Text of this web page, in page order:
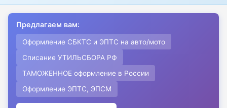
Предлагаем вам:
Оформление СБКТС и ЭПТС на авто/мото
Списание УТИЛЬСБОРА РФ
ТАМОЖЕННОЕ оформление в России
Оформление ЭПТС, ЭПСМ